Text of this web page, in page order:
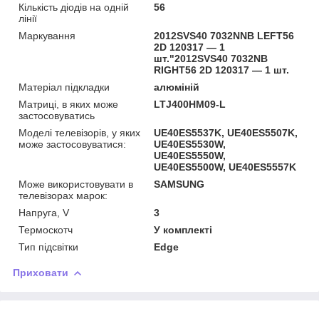
Кількість діодів на одній
лінії
56
Маркування
2012SVS40 7032NNB LEFT56
2D 120317 — 1
шт."2012SVS40 7032NB
RIGHT56 2D 120317 — 1 шт.
Матеріал підкладки
алюміній
Матриці, в яких може
застосовуватись
LTJ400HM09-L
Моделі телевізорів, у яких
може застосовуватися:
UE40ES5537K, UE40ES5507K,
UE40ES5530W,
UE40ES5550W,
UE40ES5500W, UE40ES5557K
Може використовувати в
телевізорах марок:
SAMSUNG
Напруга, V
3
Термоскотч
У комплекті
Тип підсвітки
Edge
Приховати